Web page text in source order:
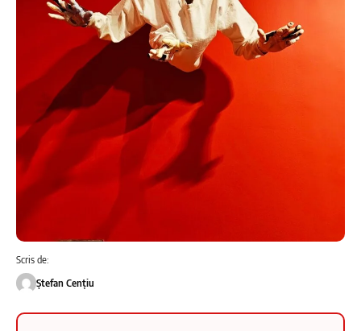
Scris de:
Ștefan Cențiu